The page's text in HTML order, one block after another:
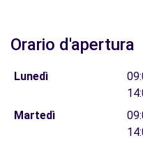
Orario d'apertura
Lunedì
Martedì